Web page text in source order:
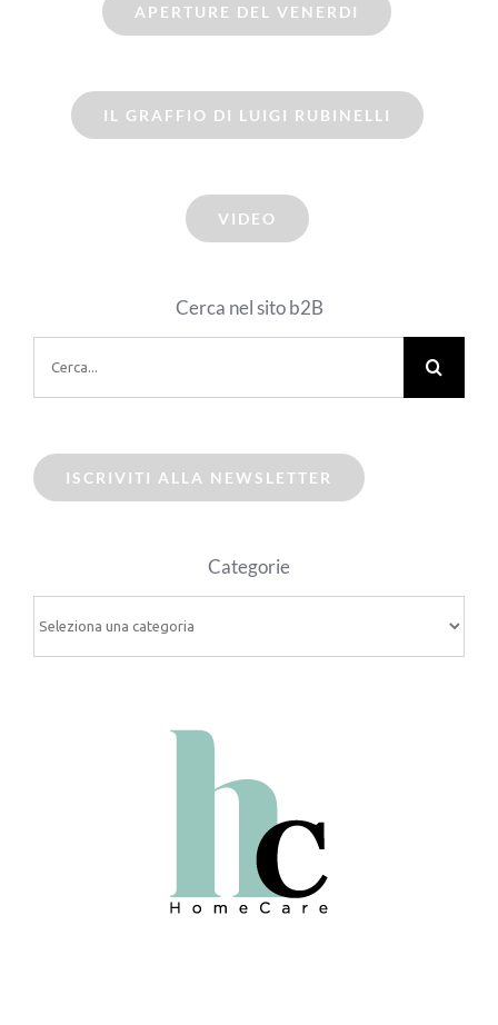
APERTURE DEL VENERDI
IL GRAFFIO DI LUIGI RUBINELLI
VIDEO
Cerca nel sito b2B
per:
ISCRIVITI ALLA NEWSLETTER
Categorie